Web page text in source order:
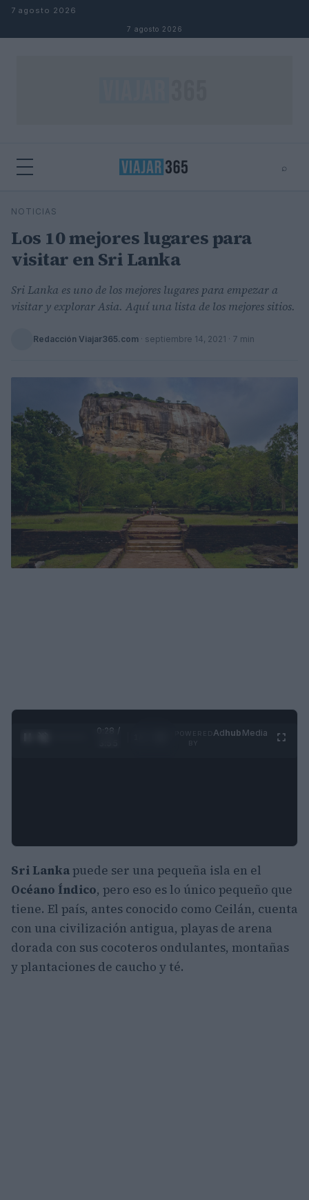
Saltar al contenido
7 agosto 2026
7 agosto 2026
⌕
Buscar
NOTICIAS
Los 10 mejores lugares para
visitar en Sri Lanka
Sri Lanka es uno de los mejores lugares para empezar a
visitar y explorar Asia. Aquí una lista de los mejores sitios.
Redacción Viajar365.com · septiembre 14, 2021 · 7 min
0:29 /
Adhub Media
Sri Lankapuede ser una pequeña isla en el
Océano Índico, pero eso es lo único pequeño que
tiene. El país, antes conocido como Ceilán, cuenta
con una civilización antigua, playas de arena
dorada con sus cocoteros ondulantes, montañas
y plantaciones de caucho y té.